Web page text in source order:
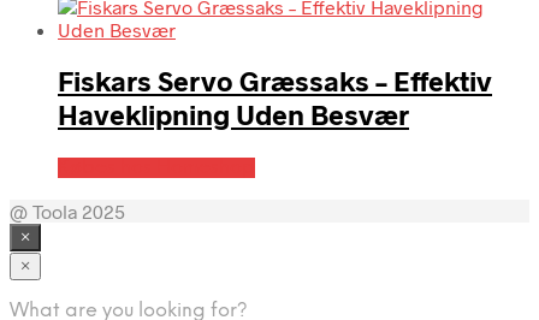
Fiskars Servo Græssaks – Effektiv
Haveklipning Uden Besvær
@ Toola 2025
×
×
What are you looking for?